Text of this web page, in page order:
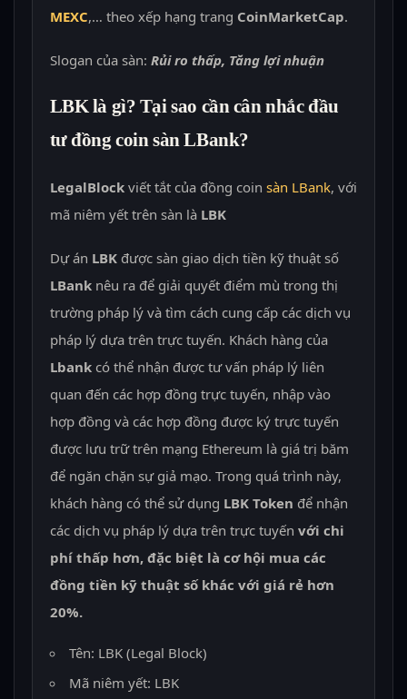
MEXC,… theo xếp hạng trang CoinMarketCap.
Slogan của sàn: Rủi ro thấp, Tăng lợi nhuận
LBK là gì? Tại sao cần cân nhắc đầu
tư đồng coin sàn LBank?
LegalBlockviết tắt của đồng coin sàn LBank, với
mã niêm yết trên sàn là LBK
Dự án LBKđược sàn giao dịch tiền kỹ thuật số
LBanknêu ra để giải quyết điểm mù trong thị
trường pháp lý và tìm cách cung cấp các dịch vụ
pháp lý dựa trên trực tuyến. Khách hàng của
Lbankcó thể nhận được tư vấn pháp lý liên
quan đến các hợp đồng trực tuyến, nhập vào
hợp đồng và các hợp đồng được ký trực tuyến
được lưu trữ trên mạng Ethereum là giá trị băm
để ngăn chặn sự giả mạo. Trong quá trình này,
khách hàng có thể sử dụng LBK Token để nhận
các dịch vụ pháp lý dựa trên trực tuyến với chi
phí thấp hơn, đặc biệt là cơ hội mua các
đồng tiền kỹ thuật số khác với giá rẻ hơn
20%.
Tên: LBK (Legal Block)
Mã niêm yết: LBK